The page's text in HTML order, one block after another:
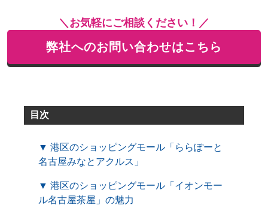
＼お気軽にご相談ください！／
弊社へのお問い合わせはこちら
目次
▼ 港区のショッピングモール「ららぽーと
名古屋みなとアクルス」
▼ 港区のショッピングモール「イオンモー
ル名古屋茶屋」の魅力